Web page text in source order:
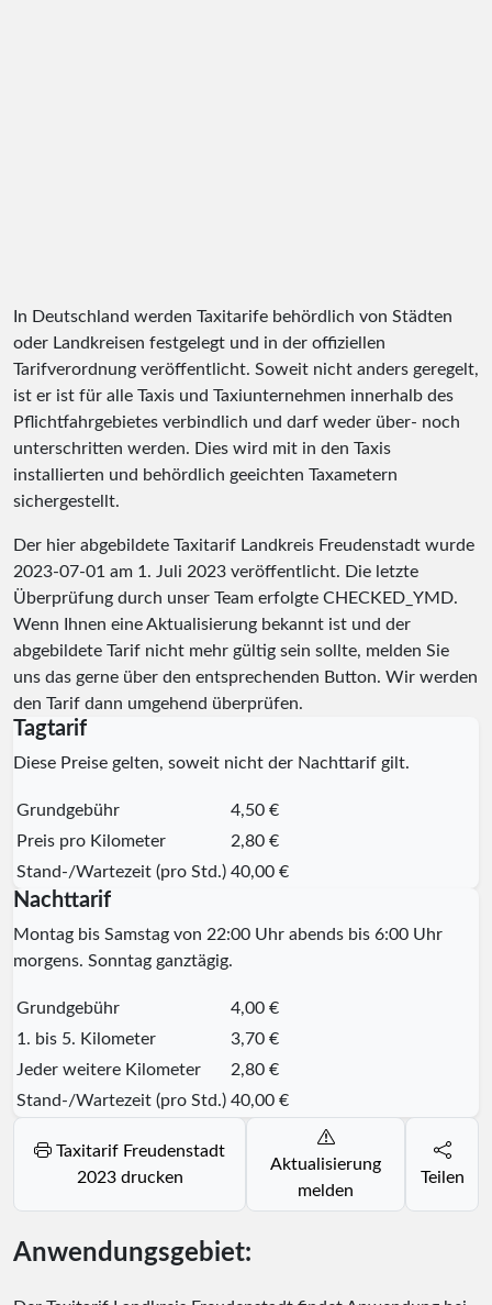
In Deutschland werden Taxitarife behördlich von Städten
oder Landkreisen festgelegt und in der offiziellen
Tarifverordnung veröffentlicht. Soweit nicht anders geregelt,
ist er ist für alle Taxis und Taxiunternehmen innerhalb des
Pflichtfahrgebietes verbindlich und darf weder über- noch
unterschritten werden. Dies wird mit in den Taxis
installierten und behördlich geeichten Taxametern
sichergestellt.
Der hier abgebildete Taxitarif Landkreis Freudenstadt wurde
2023-07-01 am 1. Juli 2023 veröffentlicht. Die letzte
Überprüfung durch unser Team erfolgte CHECKED_YMD.
Wenn Ihnen eine Aktualisierung bekannt ist und der
abgebildete Tarif nicht mehr gültig sein sollte, melden Sie
uns das gerne über den entsprechenden Button. Wir werden
den Tarif dann umgehend überprüfen.
Tagtarif
Diese Preise gelten, soweit nicht der Nachttarif gilt.
Grundgebühr
4,50 €
Preis pro Kilometer
2,80 €
Stand-/Wartezeit (pro Std.) 40,00 €
Nachttarif
Montag bis Samstag von 22:00 Uhr abends bis 6:00 Uhr
morgens. Sonntag ganztägig.
Grundgebühr
4,00 €
1. bis 5. Kilometer
3,70 €
Jeder weitere Kilometer
2,80 €
Stand-/Wartezeit (pro Std.) 40,00 €
Taxitarif Freudenstadt
2023 drucken
Aktualisierung
melden
Teilen
Anwendungsgebiet: